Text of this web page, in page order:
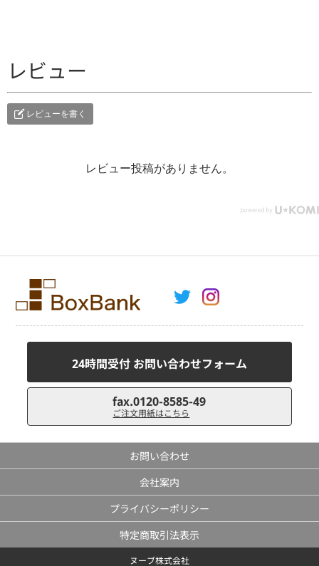
レビュー
レビューを書く
レビュー投稿がありません。
24時間受付 お問い合わせフォーム
fax.0120-8585-49
ご注文用紙はこちら
お問い合わせ
会社案内
プライバシーポリシー
特定商取引法表示
ヌーブ株式会社